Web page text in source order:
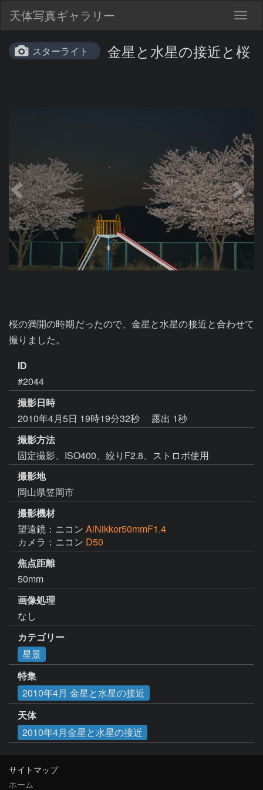
天体写真ギャラリー
スターライト 金星と水星の接近と桜
桜の満開の時期だったので、金星と水星の接近と合わせて
撮りました。
ID
#2044
撮影日時
2010年4月5日 19時19分32秒
露出 1秒
撮影方法
固定撮影、ISO400、絞りF2.8、ストロボ使用
撮影地
岡山県笠岡市
撮影機材
望遠鏡：ニコン AiNikkor50mmF1.4
カメラ：ニコン D50
焦点距離
50mm
画像処理
なし
カテゴリー
星景
特集
2010年4月 金星と水星の接近
天体
2010年4月金星と水星の接近
サイトマップ
ホーム